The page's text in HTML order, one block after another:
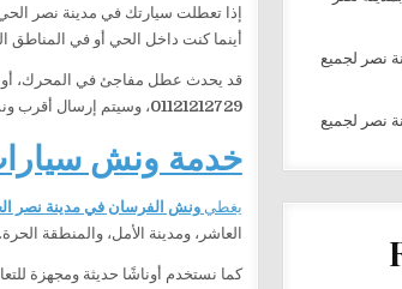
إذا تعطلت سيارتك في مدينة نصر
أينما كنت داخل الحي أو في المناطق
قد يحدث عطل مفاجئ في المحرك، أو
01121212729، وسيتم إرسال أقرب
خدمة ونش
يغطيونش الفرسان في مدينة نصر
العاشر، ومدينة الأمل، والمنطقة
كما نستخدم أوناشًا حديثة ومجهزة
نصر لجميع
نصر لجميع